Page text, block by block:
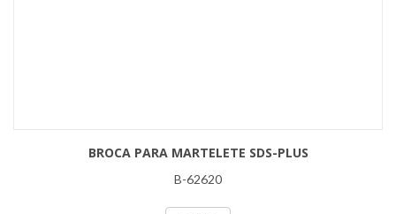
BROCA PARA MARTELETE SDS-PLUS
B-62620